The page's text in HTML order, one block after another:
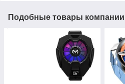
Подобные товары компании